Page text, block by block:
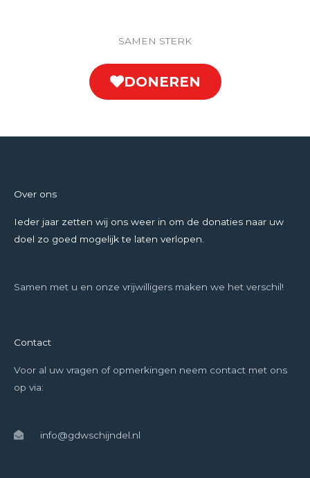
SAMEN STERK
DONEREN
Over ons
Ieder jaar zetten wij ons weer in om de donaties naar uw
doel zo goed mogelijk te laten verlopen.
Samen met u en onze vrijwilligers maken we het verschil!
Contact
Voor al uw vragen of opmerkingen neem contact met ons
op via:
info@gdwschijndel.nl